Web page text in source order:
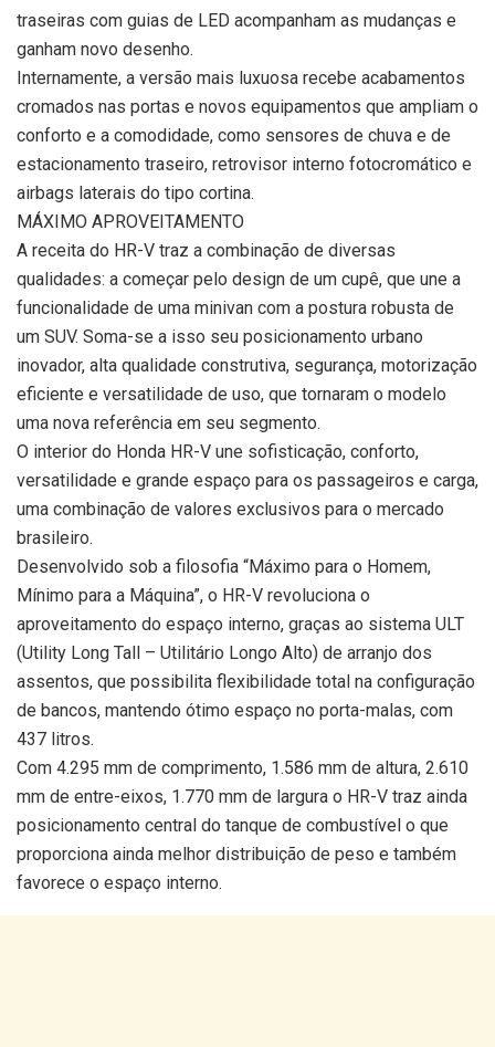
traseiras com guias de LED acompanham as mudanças e
ganham novo desenho.
Internamente, a versão mais luxuosa recebe acabamentos
cromados nas portas e novos equipamentos que ampliam o
conforto e a comodidade, como sensores de chuva e de
estacionamento traseiro, retrovisor interno fotocromático e
airbags laterais do tipo cortina.
MÁXIMO APROVEITAMENTO
A receita do HR-V traz a combinação de diversas
qualidades: a começar pelo design de um cupê, que une a
funcionalidade de uma minivan com a postura robusta de
um SUV. Soma-se a isso seu posicionamento urbano
inovador, alta qualidade construtiva, segurança, motorização
eficiente e versatilidade de uso, que tornaram o modelo
uma nova referência em seu segmento.
O interior do Honda HR-V une sofisticação, conforto,
versatilidade e grande espaço para os passageiros e carga,
uma combinação de valores exclusivos para o mercado
brasileiro.
Desenvolvido sob a filosofia “Máximo para o Homem,
Mínimo para a Máquina”, o HR-V revoluciona o
aproveitamento do espaço interno, graças ao sistema ULT
(Utility Long Tall – Utilitário Longo Alto) de arranjo dos
assentos, que possibilita flexibilidade total na configuração
de bancos, mantendo ótimo espaço no porta-malas, com
437 litros.
Com 4.295 mm de comprimento, 1.586 mm de altura, 2.610
mm de entre-eixos, 1.770 mm de largura o HR-V traz ainda
posicionamento central do tanque de combustível o que
proporciona ainda melhor distribuição de peso e também
favorece o espaço interno.